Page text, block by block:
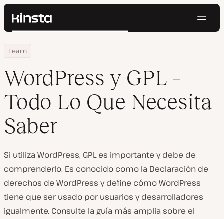
Kinsta®
Recursos
Buscar
Home
Centro de Recursos
Learn
WordPress y GPL – Todo Lo Que Necesita Saber
WordPress y GPL –
Todo Lo Que Necesita
Saber
Si utiliza WordPress, GPL es importante y debe de
comprenderlo. Es conocido como la Declaración de
derechos de WordPress y define cómo WordPress
tiene que ser usado por usuarios y desarrolladores
igualmente. Consulte la guía más amplia sobre el